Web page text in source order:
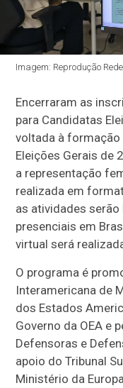
Imagem: Reprodução
Encerraram as
para Candidatas
voltada à formação
Eleições Gerais de
a representação
realizada em
as atividades
presenciais em
virtual será
O programa é
Interamericana de
dos Estados
Governo da OEA e
Defensoras e
apoio do Tribunal
Ministério da